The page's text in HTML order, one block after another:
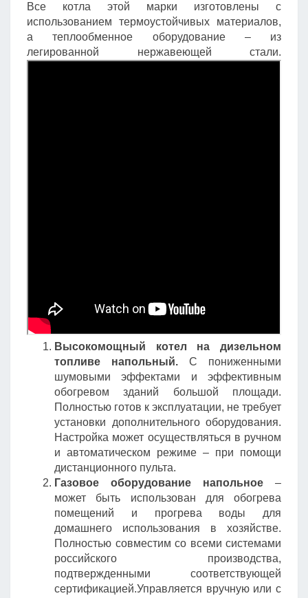
Все котла этой марки изготовлены с
использованием термоустойчивых материалов,
а теплообменное оборудование – из
легированной нержавеющей стали.
Высокомощный котел на дизельном
топливе напольный. С пониженными
шумовыми эффектами и эффективным
обогревом зданий большой площади.
Полностью готов к эксплуатации, не требует
установки дополнительного оборудования.
Настройка может осуществляться в ручном
и автоматическом режиме – при помощи
дистанционного пульта.
Газовое оборудование напольное –
может быть использован для обогрева
помещений и прогрева воды для
домашнего использования в хозяйстве.
Полностью совместим со всеми системами
российского производства,
подтвержденными соответствующей
сертификацией.Управляется вручную или с